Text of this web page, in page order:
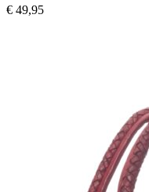
€ 49,95